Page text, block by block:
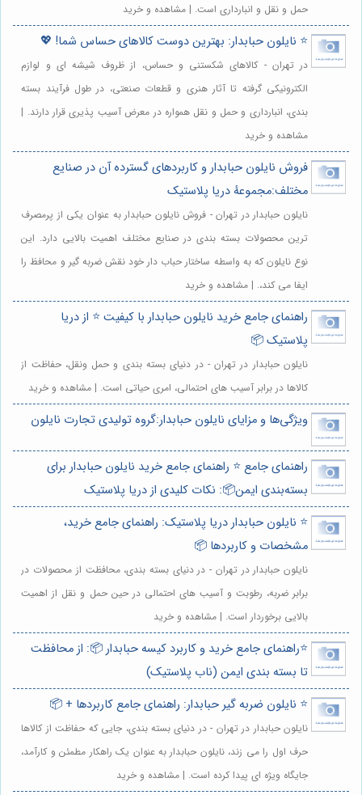
حمل و نقل و انبارداری است. | مشاهده و خرید
⭐️ نایلون حبابدار: بهترین دوست کالاهای حساس شما! 💖
در تهران - کالاهای شکستنی و حساس، از ظروف شیشه ای و لوازم
الکترونیکی گرفته تا آثار هنری و قطعات صنعتی، در طول فرآیند بسته
بندی، انبارداری و حمل و نقل همواره در معرض آسیب پذیری قرار دارند. |
مشاهده و خرید
فروش نایلون حبابدار و کاربردهای گسترده آن در صنایع
مختلف:مجموعهٔ دریا پلاستیک
نایلون حبابدار در تهران - فروش نایلون حبابدار به عنوان یکی از پرمصرف
ترین محصولات بسته بندی در صنایع مختلف اهمیت بالایی دارد. این
نوع نایلون که به واسطه ساختار حباب دار خود نقش ضربه گیر و محافظ را
ایفا می کند،. | مشاهده و خرید
راهنمای جامع خرید نایلون حبابدار با کیفیت ⭐️ از دریا
پلاستیک 📦
نایلون حبابدار در تهران - در دنیای بسته بندی و حمل ونقل، حفاظت از
کالاها در برابر آسیب های احتمالی، امری حیاتی است. | مشاهده و خرید
ویژگی‌ها و مزایای نایلون حبابدار:گروه تولیدی تجارت نایلون
راهنمای جامع ⭐️ راهنمای جامع خرید نایلون حبابدار برای
بسته‌بندی ایمن📦: نکات کلیدی از دریا پلاستیک
⭐️ نایلون حبابدار دریا پلاستیک: راهنمای جامع خرید،
مشخصات و کاربردها 📦
نایلون حبابدار در تهران - در دنیای بسته بندی، محافظت از محصولات در
برابر ضربه، رطوبت و آسیب های احتمالی در حین حمل و نقل از اهمیت
بالایی برخوردار است. | مشاهده و خرید
⭐️راهنمای جامع خرید و کاربرد کیسه حبابدار 📦: از محافظت
تا بسته بندی ایمن (ناب پلاستیک)
⭐️ نایلون ضربه گیر حبابدار: راهنمای جامع کاربردها + 📦
نایلون حبابدار در تهران - در دنیای بسته بندی، جایی که حفاظت از کالاها
حرف اول را می زند، نایلون حبابدار به عنوان یک راهکار مطمئن و کارآمد،
جایگاه ویژه ای پیدا کرده است. | مشاهده و خرید